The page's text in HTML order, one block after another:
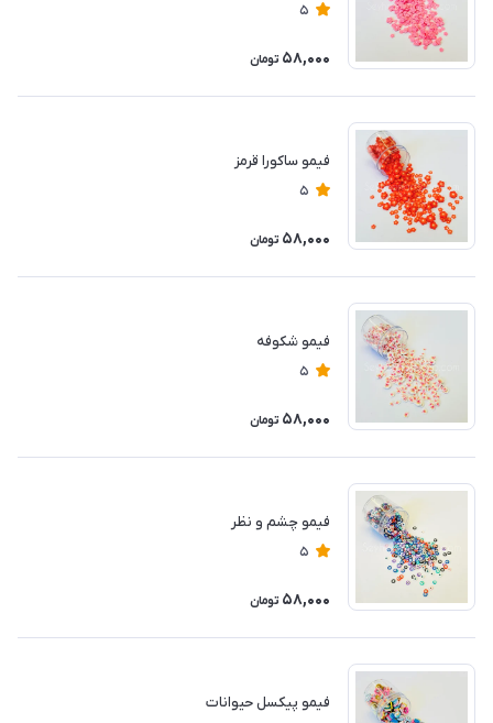
5
58,000 تومان
فیمو ساکورا قرمز
5
58,000 تومان
فیمو شکوفه
5
58,000 تومان
فیمو چشم و نظر
5
58,000 تومان
فیمو پیکسل حیوانات